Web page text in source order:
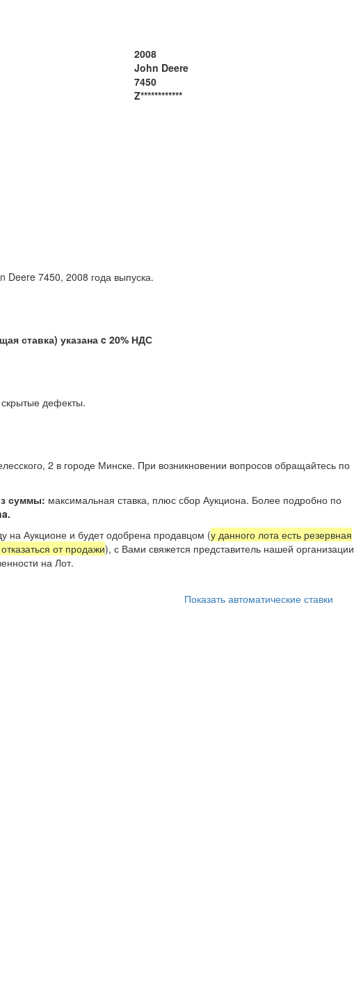
2008
John Deere
7450
Z************
Deere 7450, 2008 года выпуска.
ставка) указана c 20% НДС
скрытые дефекты.
2 в городе Минске. При возникновении вопросов обращайтесь по
суммы: максимальная ставка, плюс сбор Аукциона. Более подробно по
на Аукционе и будет одобрена продавцом (у данного лота есть резервная
от продажи), с Вами свяжется представитель нашей организации
на Лот.
Показать автоматические ставки